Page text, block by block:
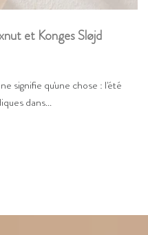
et Konges Sløjd
signifie qu'une chose : l'été
dans...